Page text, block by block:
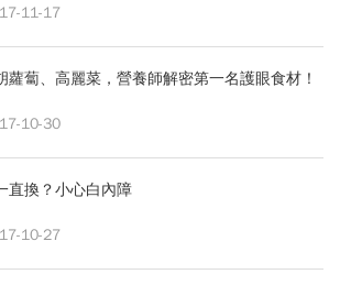
11-17
蘿蔔、高麗菜，營養師解密第一名護眼食材！
10-30
直換？小心白內障
10-27